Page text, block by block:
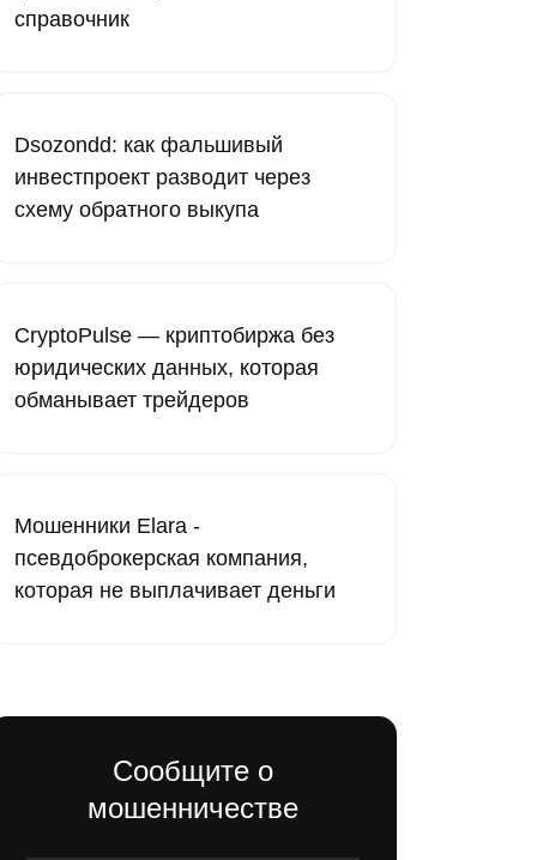
справочник
Dsozondd: как фальшивый
инвестпроект разводит через
схему обратного выкупа
CryptoPulse — криптобиржа без
юридических данных, которая
обманывает трейдеров
Мошенники Elara -
псевдоброкерская компания,
которая не выплачивает деньги
Сообщите о
мошенничестве